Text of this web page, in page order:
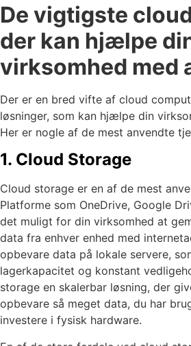
De vigtigste
der kan hjælpe
virksomhed med
Der er en bred vifte af cloud
løsninger, som kan hjælpe din
Her er nogle af de mest anvendte
1. Cloud Storage
Cloud storage er en af de mest
Platforme som OneDrive, Google
det muligt for din virksomhed at
data fra enhver enhed med
opbevare data på lokale servere,
lagerkapacitet og konstant
storage en skalerbar løsning, der
opbevare så meget data, du har
investere i fysisk hardware.